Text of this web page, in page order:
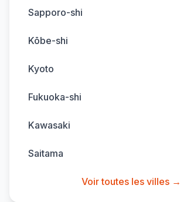
Sapporo-shi
Kōbe-shi
Kyoto
Fukuoka-shi
Kawasaki
Saitama
Voir toutes les villes →